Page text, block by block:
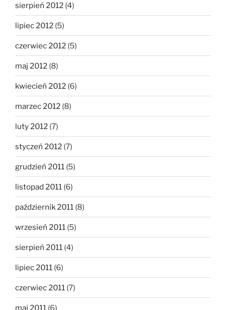
sierpień 2012 (4)
lipiec 2012 (5)
czerwiec 2012 (5)
maj 2012 (8)
kwiecień 2012 (6)
marzec 2012 (8)
luty 2012 (7)
styczeń 2012 (7)
grudzień 2011 (5)
listopad 2011 (6)
październik 2011 (8)
wrzesień 2011 (5)
sierpień 2011 (4)
lipiec 2011 (6)
czerwiec 2011 (7)
maj 2011 (6)